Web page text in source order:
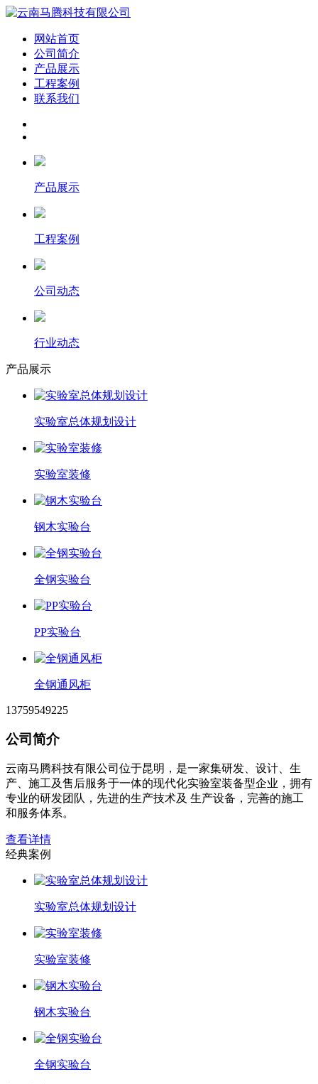
网站首页
公司简介
产品展示
工程案例
联系我们
产品展示
工程案例
公司动态
行业动态
产品展示
实验室总体规划设计
实验室装修
钢木实验台
全钢实验台
PP实验台
全钢通风柜
13759549225
公司简介
云南马腾科技有限公司位于昆明，是一家集研发、设计、生
产、施工及售后服务于一体的现代化实验室装备型企业，拥有
专业的研发团队，先进的生产技术及 生产设备，完善的施工
和服务体系。
查看详情
经典案例
实验室总体规划设计
实验室装修
钢木实验台
全钢实验台